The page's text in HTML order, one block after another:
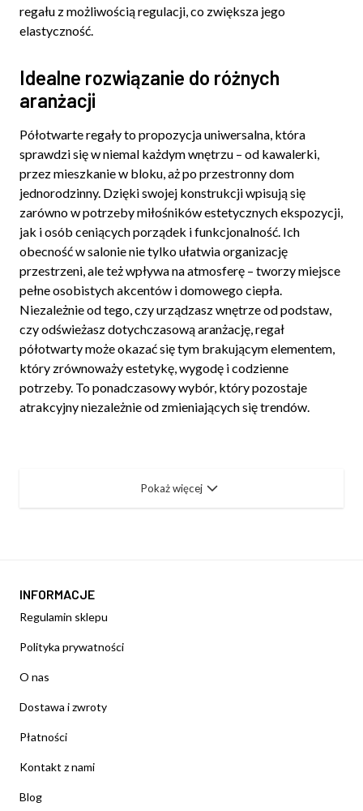
regału z możliwością regulacji, co zwiększa jego
elastyczność.
Idealne rozwiązanie do różnych
aranżacji
Półotwarte regały to propozycja uniwersalna, która
sprawdzi się w niemal każdym wnętrzu – od kawalerki,
przez mieszkanie w bloku, aż po przestronny dom
jednorodzinny. Dzięki swojej konstrukcji wpisują się
zarówno w potrzeby miłośników estetycznych ekspozycji,
jak i osób ceniących porządek i funkcjonalność. Ich
obecność w salonie nie tylko ułatwia organizację
przestrzeni, ale też wpływa na atmosferę – tworzy miejsce
pełne osobistych akcentów i domowego ciepła.
Niezależnie od tego, czy urządzasz wnętrze od podstaw,
czy odświeżasz dotychczasową aranżację, regał
półotwarty może okazać się tym brakującym elementem,
który zrównoważy estetykę, wygodę i codzienne
potrzeby. To ponadczasowy wybór, który pozostaje
atrakcyjny niezależnie od zmieniających się trendów.
Pokaż więcej
INFORMACJE
Regulamin sklepu
Polityka prywatności
O nas
Dostawa i zwroty
Płatności
Kontakt z nami
Blog